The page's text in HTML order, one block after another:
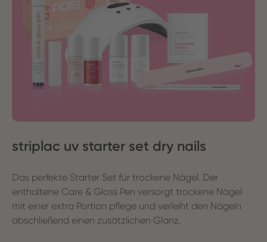
striplac uv starter set dry nails
Das perfekte Starter Set für trockene Nägel. Der
enthaltene Care & Gloss Pen versorgt trockene Nägel
mit einer extra Portion pflege und verleiht den Nägeln
abschließend einen zusätzlichen Glanz.